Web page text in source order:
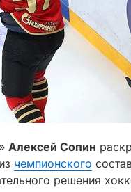
Алексей Сопин
чемпионского
решения